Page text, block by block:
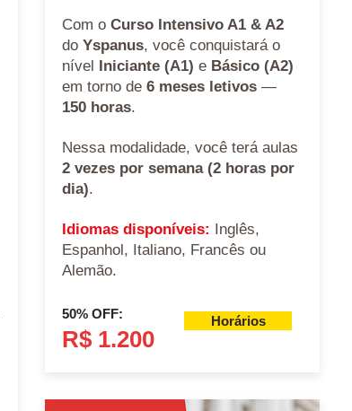
Com o Curso Intensivo A1 & A2
do Yspanus, você conquistará o
nível Iniciante (A1) e Básico (A2)
em torno de 6 meses letivos —
150 horas.
Nessa modalidade, você terá aulas
2 vezes por semana (2 horas por
dia).
Idiomas disponíveis: Inglês,
Espanhol, Italiano, Francês ou
Alemão.
50% OFF:
R$ 1.200
Horários